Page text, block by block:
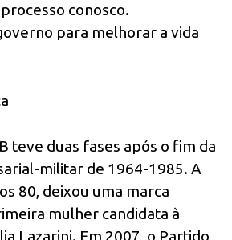
conosco.
para melhorar a vida
teve duas fases após o fim da
militar de 1964-1985. A
80, deixou uma marca
mulher candidata à
Lazarini. Em 2007, o Partido